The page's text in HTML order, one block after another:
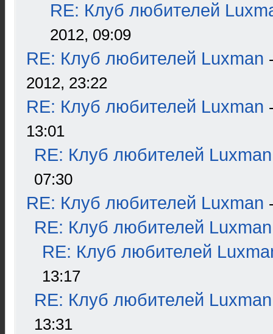
RE: Клуб любителей
2012, 09:09
RE: Клуб любителей Luxman
2012, 23:22
RE: Клуб любителей Luxman
13:01
RE: Клуб любителей Luxman
07:30
RE: Клуб любителей Luxman
RE: Клуб любителей Luxman
RE: Клуб любителей
13:17
RE: Клуб любителей Luxman
13:31